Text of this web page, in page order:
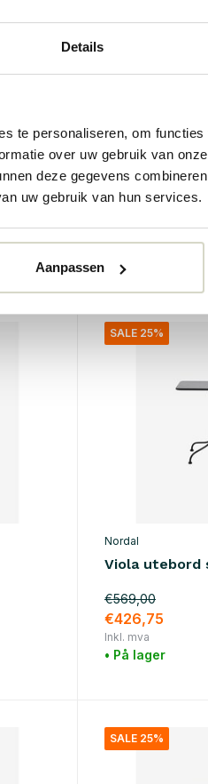
Details
te personaliseren, om
over uw gebruik van
deze gegevens
uw gebruik van hun services.
Aanpassen
Nordal
Yalu
€1.118,00
Inkl. mva
SALE 25%
Nordal
Viola utebord
€569,00
€426,75
Inkl. mva
• På lager
SALE 25%